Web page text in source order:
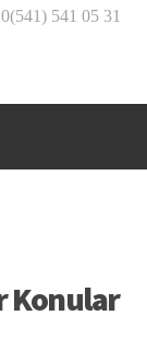
541 05 31
Konular